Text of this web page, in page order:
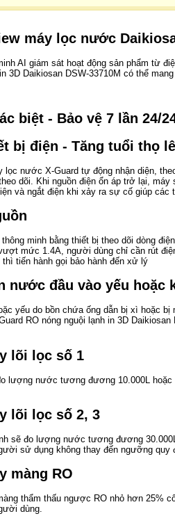
máy lọc nước
AI giám sát hoạt động sản phẩm từ
3D Daikiosan DSW-33710M có thể
biệt - Bảo vệ 7 lần 24/
bị điện - Tăng tuổi thọ
lọc nước X-Guard tự động nhận diện,
dõi. Khi nguồn điện ổn áp trở lại,
và ngắt điện khi xảy ra sự cố giúp
minh bằng thiết bị theo dõi dòng
mức 1.4A, người dùng chỉ cần rút
tiến hành gọi bảo hành đến xử lý
nước đầu vào yếu hoặc
yếu do bồn chứa ống dẫn bị xì hoặc
RO nóng nguội lạnh in 3D
lõi lọc số 1
lượng nước tương đương 10.000L
lõi lọc số 2, 3
sẽ đo lượng nước tương đương
sử dụng không thay đến ngưỡng
màng RO
thẩm thấu ngược RO nhỏ hơn 25%
dùng.